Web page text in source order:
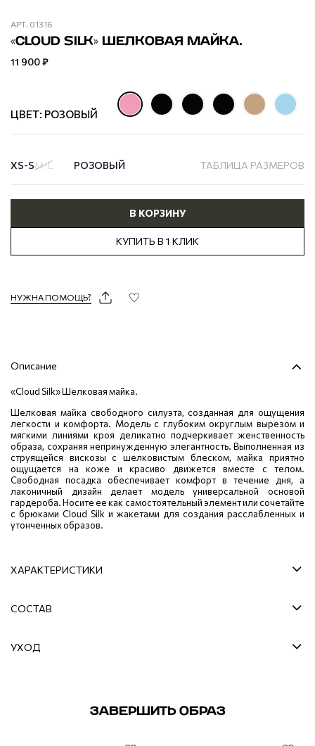
АРТ. 01316
«CLOUD SILK» ШЕЛКОВАЯ МАЙКА.
11 900 ₽
ЦВЕТ: РОЗОВЫЙ
В КОРЗИНУ
КУПИТЬ В 1 КЛИК
XS-SM-L РОЗОВЫЙ ТАБЛИЦА РАЗМЕРОВ
НУЖНА ПОМОЩЬ?
Описание
«Cloud Silk» Шелковая майка.
Шелковая майка свободного силуэта, созданная для ощущения
легкости и комфорта. Модель с глубоким округлым вырезом и
мягкими линиями кроя деликатно подчеркивает женственность
образа, сохраняя непринужденную элегантность. Выполненная из
струящейся вискозы с шелковистым блеском, майка приятно
ощущается на коже и красиво движется вместе с телом.
Свободная посадка обеспечивает комфорт в течение дня, а
лаконичный дизайн делает модель универсальной основой
гардероба. Носите ее как самостоятельный элемент или сочетайте
с брюками Cloud Silk и жакетами для создания расслабленных и
утонченных образов.
ХАРАКТЕРИСТИКИ
СОСТАВ
УХОД
ЗАВЕРШИТЬ ОБРАЗ